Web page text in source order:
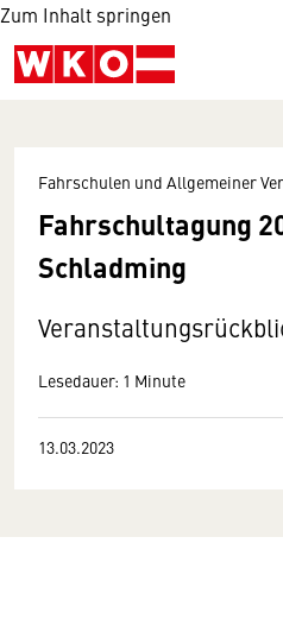
Zum Inhalt springen
Fahrschulen und Allgemeiner
Fahrschultagung
Schladming
Lesedauer: 1 Minute
13.03.2023